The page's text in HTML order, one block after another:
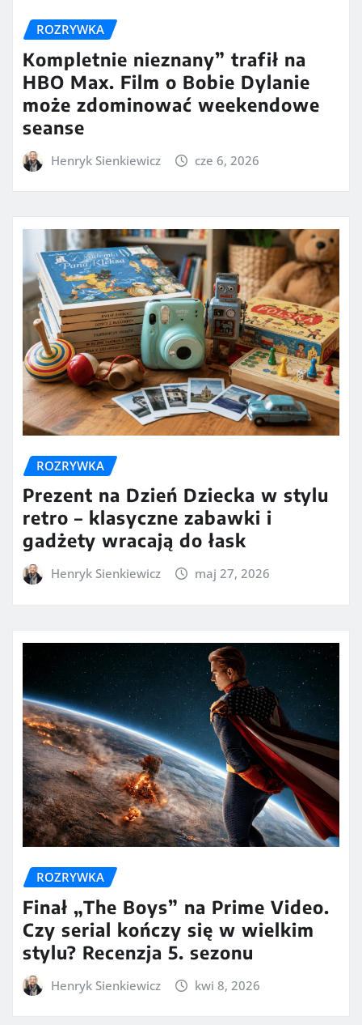
ROZRYWKA
Kompletnie nieznany” trafił na
HBO Max. Film o Bobie Dylanie
może zdominować weekendowe
seanse
Henryk Sienkiewicz cze 6, 2026
ROZRYWKA
Prezent na Dzień Dziecka w stylu
retro – klasyczne zabawki i
gadżety wracają do łask
Henryk Sienkiewicz maj 27, 2026
ROZRYWKA
Finał „The Boys” na Prime Video.
Czy serial kończy się w wielkim
stylu? Recenzja 5. sezonu
Henryk Sienkiewicz kwi 8, 2026